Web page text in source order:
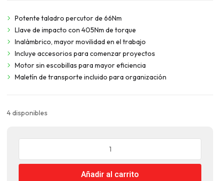
original
era:
$162.990.
actual
es:
$122.242.
Potente taladro percutor de 66Nm
Llave de impacto con 405Nm de torque
Inalámbrico, mayor movilidad en el trabajo
Incluye accesorios para comenzar proyectos
Motor sin escobillas para mayor eficiencia
Maletín de transporte incluido para organización
4 disponibles
Percutor
Añadir al carrito